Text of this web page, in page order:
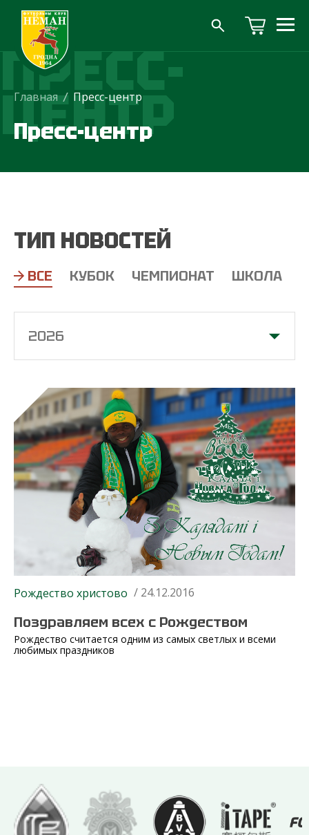
ПРЕСС-
ЦЕНТР
Главная / Пресс-центр
Пресс-центр
2026
ТИП НОВОСТЕЙ
ВСЕ КУБОК ЧЕМПИОНАТ ШКОЛА
Рождество христово / 24.12.2016
Поздравляем всех с Рождеством
Рождество считается одним из самых светлых и всеми
любимых праздников